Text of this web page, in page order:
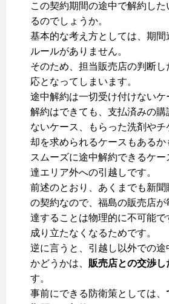
この契約期間の途中で解約し
るのでしょうか。
基本的な考え方としては、期間
ルールがありません。
そのため、担当販売店の判断
応となってしまいます。
途中解約は一切受け付けないケ
解約はできても、支払済みの購
ないケース、もらった洗剤やチ
却を求められるケースもあるか
スムーズに途中解約できるケ
達エリア外への引越しです。
前述のとおり、あくまでも新聞
の契約なので、福島の販売店
達することは物理的に不可能
成り立たなくなるためです。
逆に言うと、引越し以外での途
かどうかは、 販売店との交渉し
す。
事前にできる防衛策としては、